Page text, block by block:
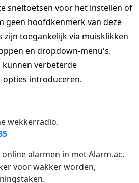
sneltoetsen voor het instellen of
geen hoofdkenmerk van deze
zijn toegankelijk via muisklikken
en dropdown-menu's.
verbeterde
introduceren.
wekkerradio.
alarmen in met Alarm.ac.
voor wakker worden,